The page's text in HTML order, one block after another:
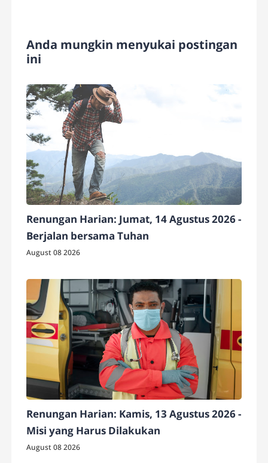
Anda mungkin menyukai postingan
ini
Renungan Harian: Jumat, 14 Agustus 2026 -
Berjalan bersama Tuhan
August 08 2026
Renungan Harian: Kamis, 13 Agustus 2026 -
Misi yang Harus Dilakukan
August 08 2026